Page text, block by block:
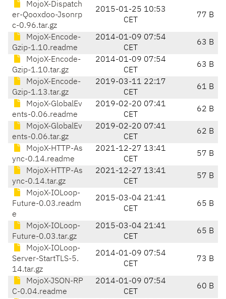
MojoX-Dispatch
er-Qooxdoo-Jsonrp
c-0.96.tar.gz
2015-01-25 10:53
CET
77 B
MojoX-Encode-
Gzip-1.10.readme
2014-01-09 07:54
CET
63 B
MojoX-Encode-
Gzip-1.10.tar.gz
2014-01-09 07:54
CET
63 B
MojoX-Encode-
Gzip-1.13.tar.gz
2019-03-11 22:17
CET
61 B
MojoX-GlobalEv
ents-0.06.readme
2019-02-20 07:41
CET
62 B
MojoX-GlobalEv
ents-0.06.tar.gz
2019-02-20 07:41
CET
62 B
MojoX-HTTP-As
ync-0.14.readme
2021-12-27 13:41
CET
57 B
MojoX-HTTP-As
ync-0.14.tar.gz
2021-12-27 13:41
CET
57 B
MojoX-IOLoop-
Future-0.03.readm
e
2015-03-04 21:41
CET
65 B
MojoX-IOLoop-
Future-0.03.tar.gz
2015-03-04 21:41
CET
65 B
MojoX-IOLoop-
Server-StartTLS-5.
14.tar.gz
2014-01-09 07:54
CET
73 B
MojoX-JSON-RP
C-0.04.readme
2014-01-09 07:54
CET
60 B